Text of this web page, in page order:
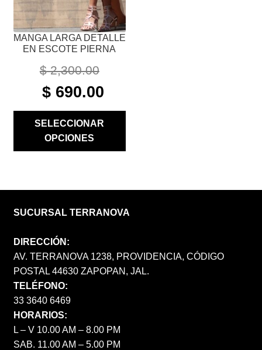
MANGA LARGA DETALLE
EN ESCOTE PIERNA
$2,300.00
ORIGINAL
PRICE
$ 690.00
SELECCIONAR
OPCIONES
LA
PÁGINA
DE
SUCURSAL TERRANOVA
DIRECCIÓN:
AV. TERRANOVA 1238, PROVIDENCIA, CÓDIGO
POSTAL 44630 ZAPOPAN, JAL.
TELÉFONO:
33 3640 6469
HORARIOS:
L – V 10.00 AM – 8.00 PM
SAB. 11.00 AM – 5.00 PM